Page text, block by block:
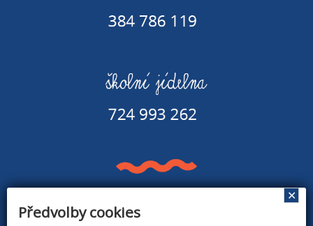
Základní škola a Mateřská škola v Rapšachu
Předvolby cookies
✕